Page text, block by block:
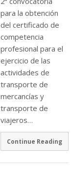
para la obtención
del certificado de
competencia
profesional para el
ejercicio de las
actividades de
transporte de
mercancí­as y
transporte de
viajeros…
Continue Reading